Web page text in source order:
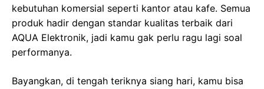
kebutuhan komersial seperti kantor atau kafe. Semua
produk hadir dengan standar kualitas terbaik dari
AQUA Elektronik, jadi kamu gak perlu ragu lagi soal
performanya.
Bayangkan, di tengah teriknya siang hari, kamu bisa